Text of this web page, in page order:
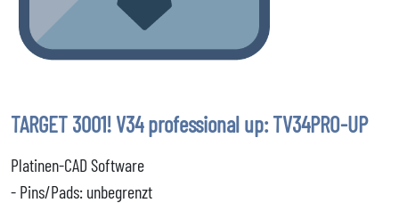
TARGET 3001! V34 professional up: TV34PRO-UP
Platinen-CAD Software
- Pins/Pads: unbegrenzt